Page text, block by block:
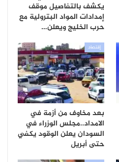
يكشف بالتفاصيل موقف
إمدادات المواد البترولية مع
حرب الخليج ويعلن…
إقتصاد
بعد مخاوف من أزمة في
الامداد..مجلس الوزراء في
السودان يعلن الوقود يكفي
حتى أبريل